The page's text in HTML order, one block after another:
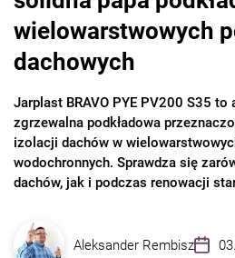
wielowarstwowych
dachowych
Jarplast BRAVO PYE PV200 S35 to
zgrzewalna podkładowa
izolacji dachów w
wodochronnych. Sprawdza się
dachów, jak i podczas renowacji
Aleksander Rembisz